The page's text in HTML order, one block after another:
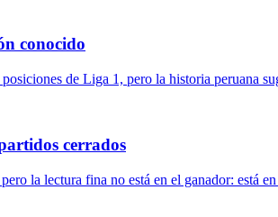
conocido
de Liga 1, pero la historia peruana
cerrados
la lectura fina no está en el ganador: está